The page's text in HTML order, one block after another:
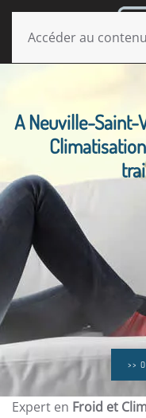
Accéder au
A Neuville-Saint-
>>
Expert en Froid et